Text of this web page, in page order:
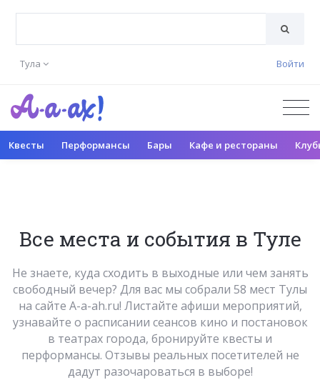
Тула Войти
Квесты Перформансы Бары Кафе и рестораны
Все места и события в Туле
Не знаете, куда сходить в выходные или чем занять
свободный вечер? Для вас мы собрали 58 мест Тулы
на сайте A-a-ah.ru! Листайте афиши мероприятий,
узнавайте о расписании сеансов кино и постановок
в театрах города, бронируйте квесты и
перформансы. Отзывы реальных посетителей не
дадут разочароваться в выборе!